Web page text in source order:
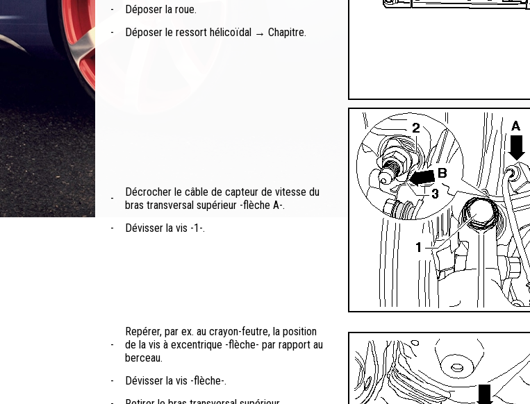
-
Déposer la roue.
-
Déposer le ressort hélicoïdal → Chapitre.
-
Décrocher le câble de capteur de vitesse du
bras transversal supérieur -flèche A-.
-
Dévisser la vis -1-.
-
Repérer, par ex. au crayon-feutre, la position
de la vis à excentrique -flèche- par rapport au
berceau.
-
Dévisser la vis -flèche-.